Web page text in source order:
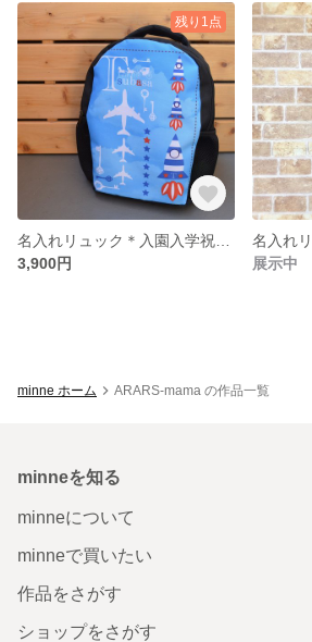
残り1点
3,900円
展示中
minne ホーム ARARS-mama の作品一覧
minneを知る
minneについて
minneで買いたい
作品をさがす
ショップをさがす